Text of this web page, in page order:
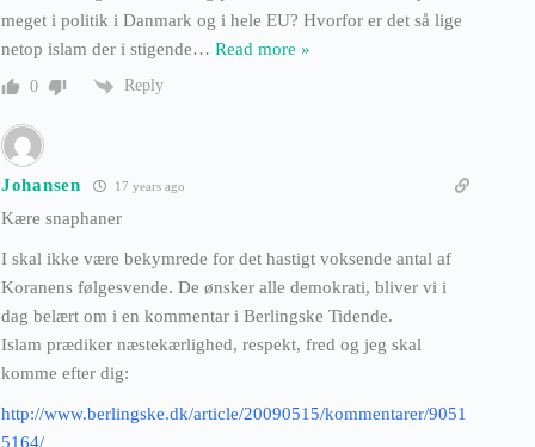
meget i politik i Danmark og i hele EU? Hvorfor er det så lige
netop islam der i stigende… Read more »
0 Reply
Johansen 17 years ago
Kære snaphaner
I skal ikke være bekymrede for det hastigt voksende antal af
Koranens følgesvende. De ønsker alle demokrati, bliver vi i
dag belært om i en kommentar i Berlingske Tidende.
Islam prædiker næstekærlighed, respekt, fred og jeg skal
komme efter dig:
http://www.berlingske.dk/article/20090515/kommentarer/9051
5164/